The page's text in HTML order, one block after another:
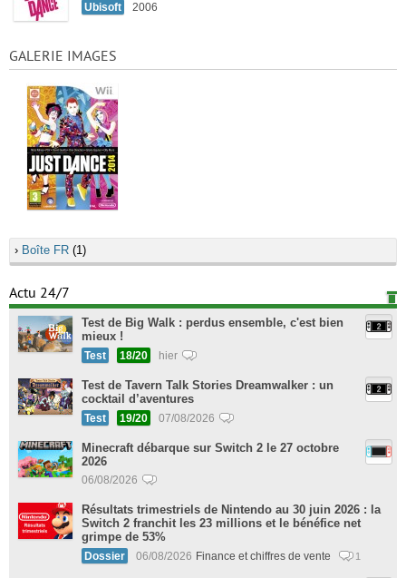
Ubisoft 2006
GALERIE IMAGES
› Boîte FR (1)
Actu 24/7
Test de Big Walk : perdus ensemble, c'est bien
mieux !
Test 18/20 hier
Test de Tavern Talk Stories Dreamwalker : un
cocktail d’aventures
Test 19/20 07/08/2026
Minecraft débarque sur Switch 2 le 27 octobre
2026
06/08/2026
Résultats trimestriels de Nintendo au 30 juin 2026 : la
Switch 2 franchit les 23 millions et le bénéfice net
grimpe de 53%
Dossier 06/08/2026 Finance et chiffres de vente 1